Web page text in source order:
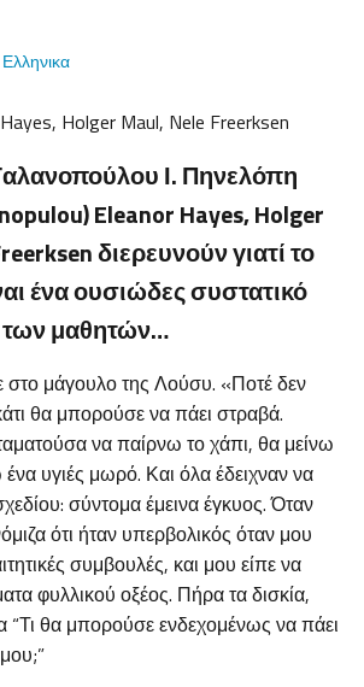
Ελληνικα
Holger Maul, Nele Freerksen
Ι. Πηνελόπη
Eleanor Hayes, Holger
διερευνούν γιατί το
ένα ουσιώδες συστατικό
μαθητών…
μάγουλο της Λούσυ. «Ποτέ δεν
θα μπορούσε να πάει στραβά.
να παίρνω το χάπι, θα μείνω
υγιές μωρό. Και όλα έδειχναν να
σύντομα έμεινα έγκυος. Όταν
ότι ήταν υπερβολικός όταν μου
συμβουλές, και μου είπε να
φυλλικού οξέος. Πήρα τα δισκία,
θα μπορούσε ενδεχομένως να πάει